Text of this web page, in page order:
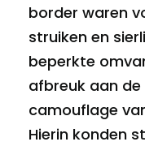
border waren
struiken en
beperkte
afbreuk aan
camouflage
Hierin konden